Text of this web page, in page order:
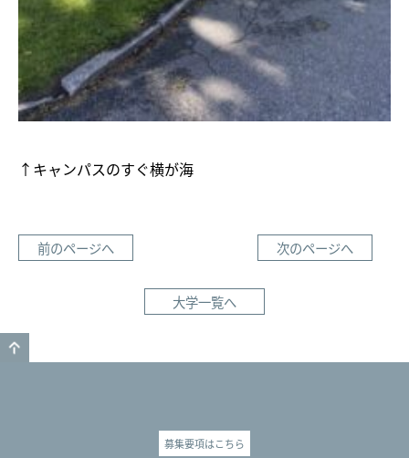
↑キャンパスのすぐ横が海
前のページへ 次のページへ
大学一覧へ
募集要項はこちら